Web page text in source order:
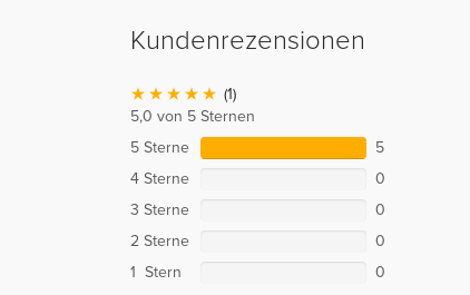
Kundenrezensionen
(1)
5,0 von 5 Sternen
5 Sterne
5
4 Sterne
0
3 Sterne
0
2 Sterne
0
1 Stern
0